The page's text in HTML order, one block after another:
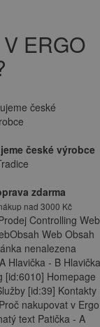
ERGO
české výrobce
zdarma
nad 3000 Kč
Controlling Web
Web Obsah
nenalezena
Hlavička - B
[id:6010] Homepage
[id:39] Kontakty
nakupovat v Ergo
text Patička - A